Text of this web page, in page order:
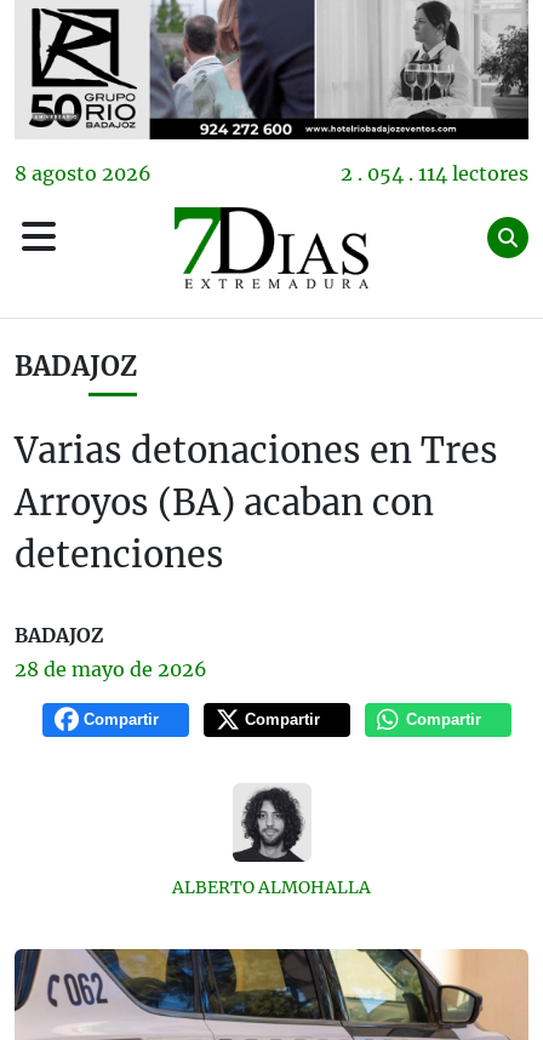
8 agosto 2026 2 . 054 . 114 lectores
BADAJOZ
Varias detonaciones en Tres
Arroyos (BA) acaban con
detenciones
BADAJOZ
28 de mayo de 2026
Compartir Compartir Compartir
ALBERTO ALMOHALLA